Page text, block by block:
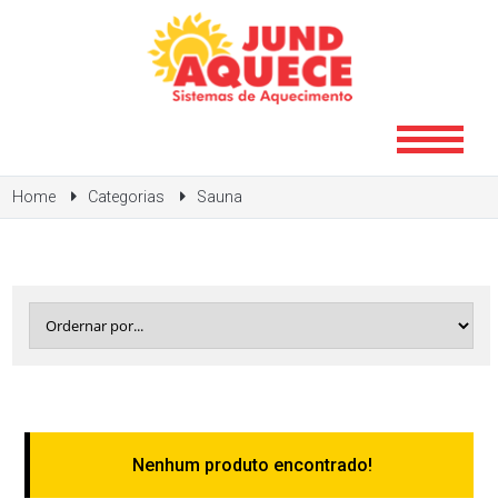
Home Categorias Sauna
Nenhum produto encontrado!